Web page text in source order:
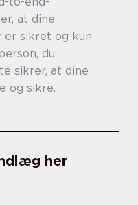
at dine
er sikret og kun
du
sikrer, at dine
og sikre.
her